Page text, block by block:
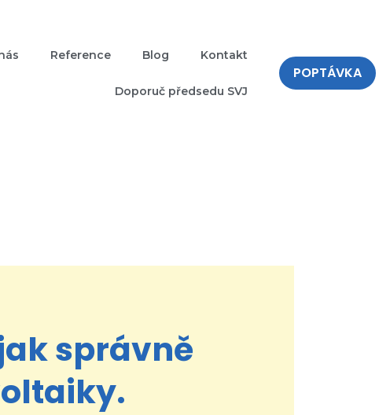
Reference Blog Kontakt
Doporuč předsedu SVJ
POPTÁVKA
správně